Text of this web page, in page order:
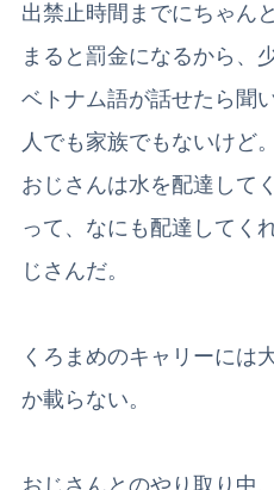
出禁止時間までにちゃん
まると罰金になるから、
ベトナム語が話せたら聞
人でも家族でもないけど。
おじさんは水を配達して
って、なにも配達してく
じさんだ。
くろまめのキャリーには
か載らない。